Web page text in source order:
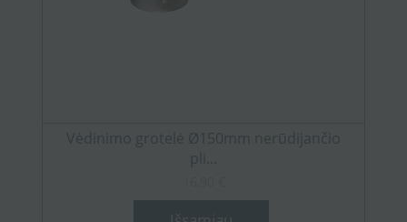
Vėdinimo grotelė Ø150mm nerūdijančio
pli...